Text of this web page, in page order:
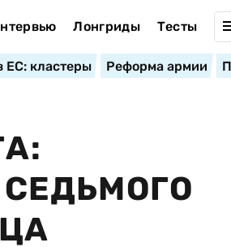
Лонгриды Тесты
ЕС: кластеры Реформа армии